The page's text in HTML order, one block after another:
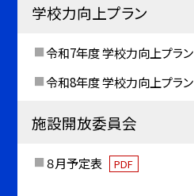
学校力向上プラン
令和7年度 学校力向上プラン
令和8年度 学校力向上プラン
施設開放委員会
８月予定表 PDF